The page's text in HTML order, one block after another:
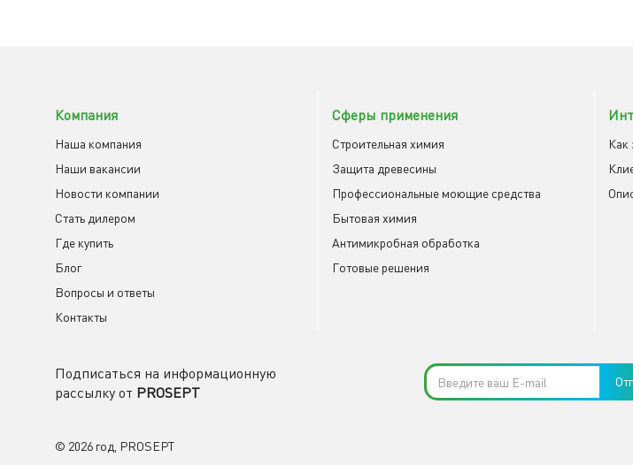
Компания
Наша компания
Наши вакансии
Новости компании
Cтать дилером
Где купить
Блог
Вопросы и ответы
Контакты
Сферы применения
Строительная химия
Защита древесины
Профессиональные моющие средства
Бытовая химия
Антимикробная обработка
Готовые решения
Как
Подписаться на информационную
рассылку от PROSEPT
© 2026 год, PROSEPT